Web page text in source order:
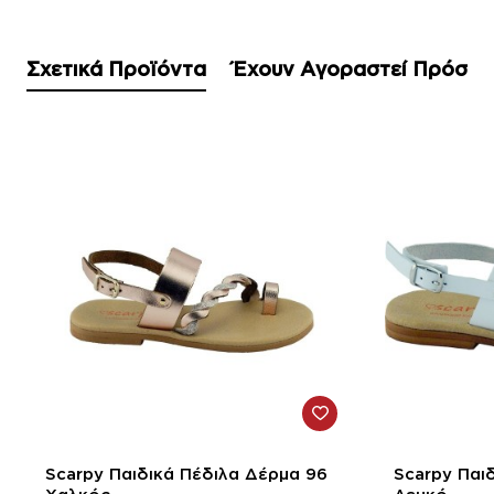
Σχετικά Προϊόντα Έχουν Αγοραστεί
-33%
Scarpy Παιδικά Πέδιλα Δέρμα 96
-33%
Scarpy